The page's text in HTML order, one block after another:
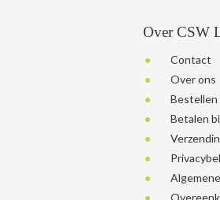
Over CSW
Contact
Over ons
Bestellen
Betalen